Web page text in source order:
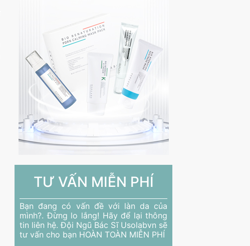
TƯ VẤN MIỄN PHÍ
Bạn đang có vấn đề với làn da của
mình?. Đừng lo lắng! Hãy để lại thông
tin liên hệ. Đội Ngũ Bác Sĩ Usolabvn sẽ
tư vấn cho bạn HOÀN TOÀN MIỄN PHÍ